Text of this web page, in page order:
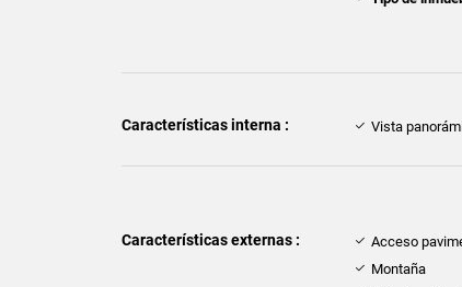
Características interna : Vista
Características externas : Acceso
Montaña